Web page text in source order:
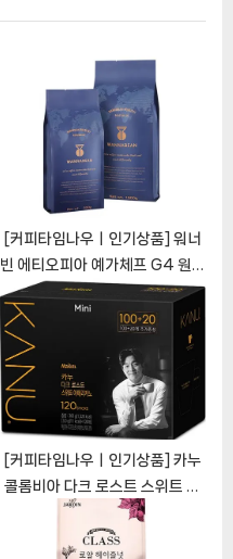
[커피타임나우ㅣ인기상품] 워너
빈 에티오피아 예가체프 G4 원두
커피: 독특한 풍미와 향을 지닌 커
피 애호가 필수품
[CoffeeTimeNOWㅣ추천상
품]
[커피타임나우ㅣ인기상품] 카누
콜롬비아 다크 로스트 스위트 아
메리카노: 맛과 편리함의 완벽한
조화 [CoffeeTimeNOWㅣ추